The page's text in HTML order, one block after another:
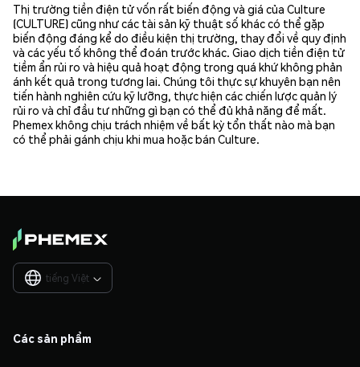
Thị trường tiền điện tử vốn rất biến động và giá của Culture
(CULTURE) cũng như các tài sản kỹ thuật số khác có thể gặp
biến động đáng kể do điều kiện thị trường, thay đổi về quy định
và các yếu tố không thể đoán trước khác. Giao dịch tiền điện tử
tiềm ẩn rủi ro và hiệu quả hoạt động trong quá khứ không phản
ánh kết quả trong tương lai. Chúng tôi thực sự khuyên bạn nên
tiến hành nghiên cứu kỹ lưỡng, thực hiện các chiến lược quản lý
rủi ro và chỉ đầu tư những gì bạn có thể đủ khả năng để mất.
Phemex không chịu trách nhiệm về bất kỳ tổn thất nào mà bạn
có thể phải gánh chịu khi mua hoặc bán Culture.
tiếng Việt 
Các sản phẩm